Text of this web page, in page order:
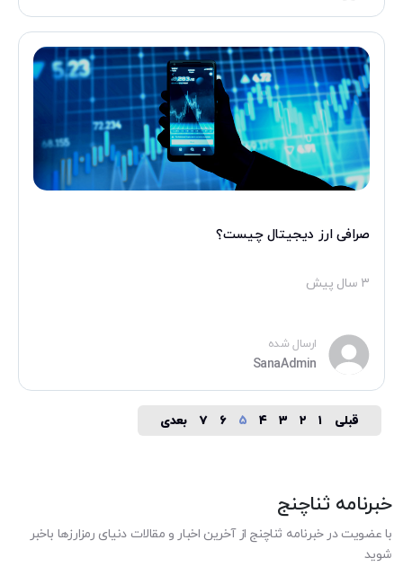
صرافی ارز دیجیتال چیست؟
۳ سال پیش
ارسال شده
SanaAdmin
صفحه‌بندی
قبلی ۱ ۲ ۳ ۴ ۵ ۶ ۷ بعدی
خبرنامه ثناچنج
با عضویت در خبرنامه ثناچنج از آخرین اخبار و مقالات دنیای رمزارزها باخبر
شوید